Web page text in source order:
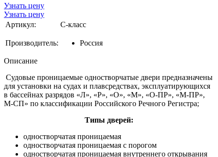
Узнать цену
Узнать цену
Артикул:
С-класс
Производитель: Россия
Описание
Судовые проницаемые одностворчатые двери предназначены
для установки на судах и плавсредствах, эксплуатирующихся
в бассейнах разрядов «Л», «Р», «О», «М», «О-ПР», «М-ПР»,
М-СП» по классификации Российского Речного Регистра;
Типы дверей:
одностворчатая проницаемая
одностворчатая проницаемая с порогом
одностворчатая проницаемая внутреннего открывания